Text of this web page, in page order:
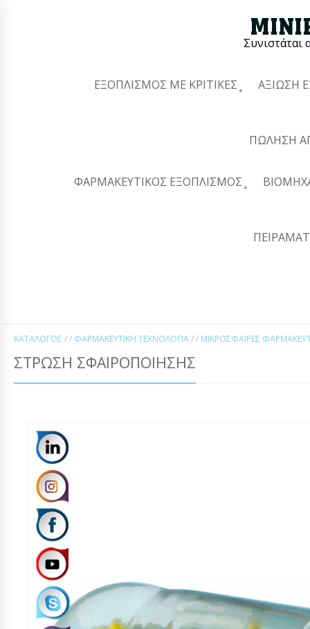
Συνιστάται
ΕΞΟΠΛΙΣΜΌΣ ΜΕ ΚΡΙΤΙΚΈΣ ΑΞΊΩΣΗ
ΠΏΛΗΣΗ
ΦΑΡΜΑΚΕΥΤΙΚΌΣ ΕΞΟΠΛΙΣΜΌΣ
ΚΑΤΆΛΟΓΟΣ / / ΦΑΡΜΑΚΕΥΤΙΚΉ ΤΕΧΝΟΛΟΓΊΑ/ / ΜΙΚΡΟΣΦΑΊΡΕΣ
ΣΤΡΏΣΗ ΣΦΑΙΡΟΠΟΊΗΣΗΣ